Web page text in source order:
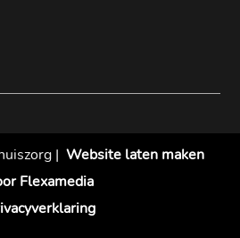
| Website laten maken
Flexamedia